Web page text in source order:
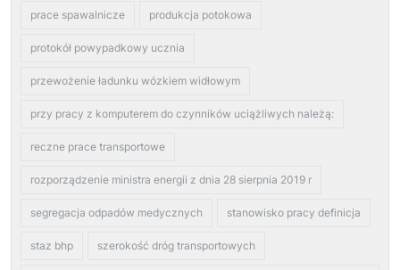
prace spawalnicze produkcja potokowa
protokół powypadkowy ucznia
przewożenie ładunku wózkiem widłowym
przy pracy z komputerem do czynników uciążliwych należą:
reczne prace transportowe
rozporządzenie ministra energii z dnia 28 sierpnia 2019 r
segregacja odpadów medycznych stanowisko pracy definicja
staz bhp szerokość dróg transportowych